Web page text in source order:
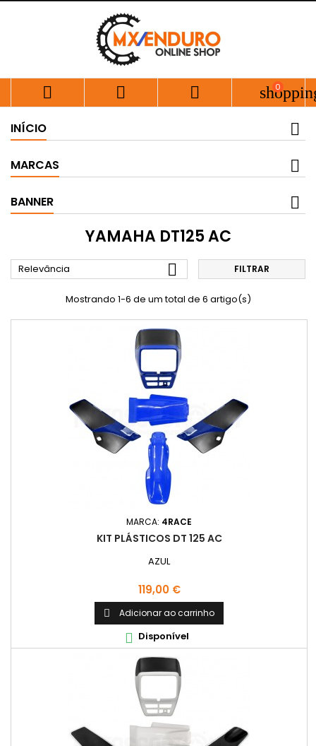
   0
INÍCIO
MARCAS
BANNER
YAMAHA DT125 AC
Relevância  FILTRAR
Mostrando 1-6 de um total de 6 artigo(s)
MARCA: 4RACE
KIT PLÁSTICOS DT 125 AC
AZUL
Preço
119,00 €
 Adicionar ao carrinho
 Disponível